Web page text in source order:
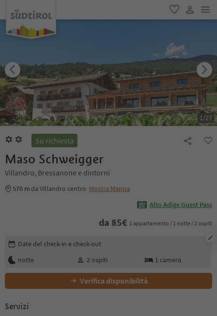
favoriti
user link
1/27
Su richiesta
Maso Schweigger
Villandro, Bressanone e dintorni
570 m da Villandro centro Mostra Mappa
Alto Adige Guest Pass
da 85€ 1 appartamento / 1 notte / 2 ospiti
Modifica i dettagli della prenotazione
Date del check-in e check-out
notte
2 ospiti 1 camera
Verifica disponibilità
Servizi